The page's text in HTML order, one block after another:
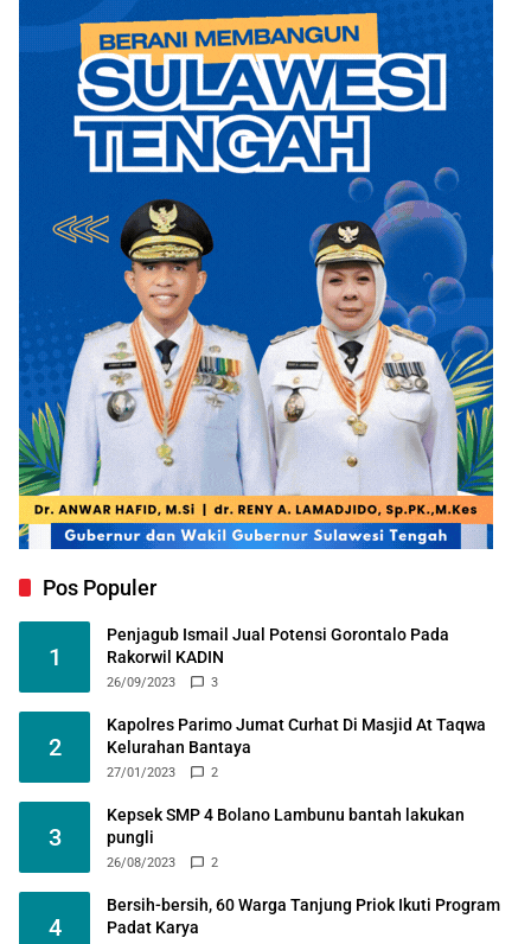
Pos Populer
1
Penjagub Ismail Jual Potensi Gorontalo Pada
Rakorwil KADIN
26/09/2023 3
2
Kapolres Parimo Jumat Curhat Di Masjid At Taqwa
Kelurahan Bantaya
27/01/2023 2
3
Kepsek SMP 4 Bolano Lambunu bantah lakukan
pungli
26/08/2023 2
4
Bersih-bersih, 60 Warga Tanjung Priok Ikuti Program
Padat Karya